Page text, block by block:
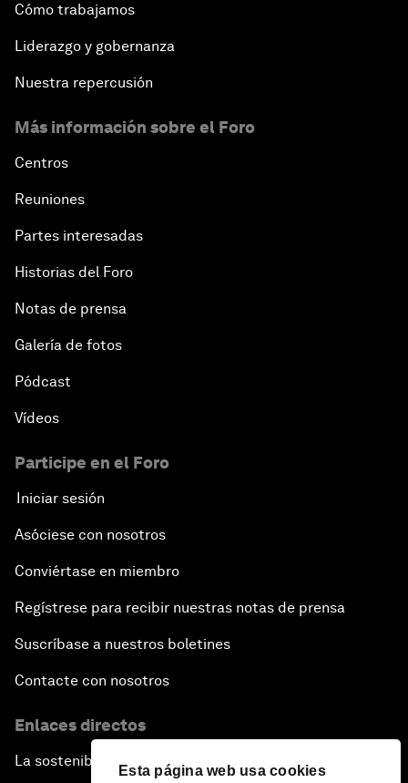
Esta página web usa cookies
Cómo trabajamos
Liderazgo y gobernanza
Nuestra repercusión
Más información sobre el Foro
Centros
Reuniones
Partes interesadas
Historias del Foro
Notas de prensa
Galería de fotos
Pódcast
Vídeos
Participe en el Foro
Iniciar sesión
Asóciese con nosotros
Conviértase en miembro
Regístrese para recibir nuestras notas de prensa
Suscríbase a nuestros boletines
Contacte con nosotros
Enlaces directos
La sostenibilidad en el Foro